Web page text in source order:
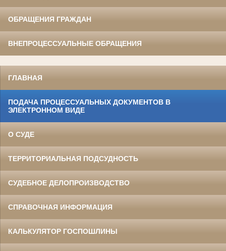
ОБРАЩЕНИЯ ГРАЖДАН
ВНЕПРОЦЕССУАЛЬНЫЕ ОБРАЩЕНИЯ
ГЛАВНАЯ
ПОДАЧА ПРОЦЕССУАЛЬНЫХ ДОКУМЕНТОВ В
ЭЛЕКТРОННОМ ВИДЕ
О СУДЕ
ТЕРРИТОРИАЛЬНАЯ ПОДСУДНОСТЬ
СУДЕБНОЕ ДЕЛОПРОИЗВОДСТВО
СПРАВОЧНАЯ ИНФОРМАЦИЯ
КАЛЬКУЛЯТОР ГОСПОШЛИНЫ